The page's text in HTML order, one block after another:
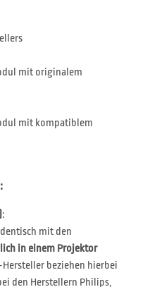
mit originalem
mit kompatiblem
:
mit den
in einem Projektor
beziehen hierbei
den Herstellern Philips,